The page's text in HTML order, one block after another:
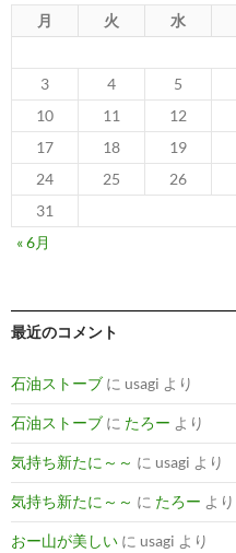
月 火 水
3
4 5
10
11 12
17
18 19
24
25 26
31
« 6月
最近のコメント
石油ストーブ に usagi より
石油ストーブ に たろー より
気持ち新たに～～ に usagi より
気持ち新たに～～ に たろー より
おー山が美しい に usagi より